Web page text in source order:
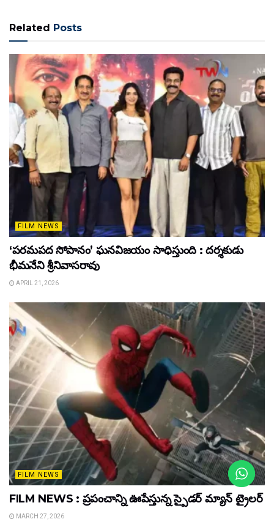
Related Posts
FILM NEWS
‘పరమపద సోపానం’ ఘనవిజయం సాధిస్తుంది : దర్శకుడు
భీమనేని శ్రీనివాసరావు
APRIL 21, 2026
FILM NEWS
FILM NEWS : ప్రపంచాన్ని ఊపేస్తున్న స్పైడర్ మ్యాన్ ట్రైలర్
MARCH 27, 2026